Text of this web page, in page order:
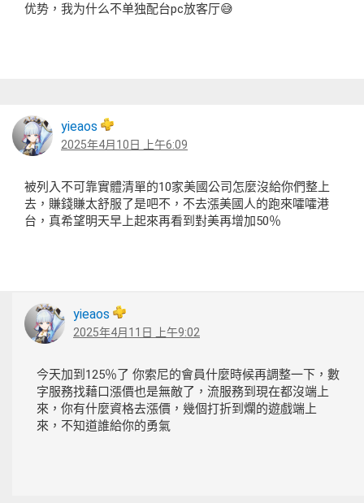
优势，我为什么不单独配台pc放客厅😅
yieaos
2025年4月10日 上午6:09
被列入不可靠實體清單的10家美國公司怎麼沒給你們整上
去，賺錢賺太舒服了是吧不，不去漲美國人的跑來嚯嚯港
台，真希望明天早上起來再看到對美再增加50％
yieaos
2025年4月11日 上午9:02
今天加到125％了 你索尼的會員什麼時候再調整一下，數
字服務找藉口漲價也是無敵了，流服務到現在都沒端上
來，你有什麼資格去漲價，幾個打折到爛的遊戲端上
來，不知道誰給你的勇氣